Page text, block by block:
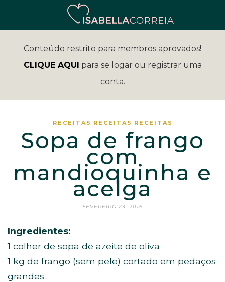
Conteúdo restrito para membros aprovados!
CLIQUE AQUI para se logar ou registrar uma
conta.
RECEITAS RECEITAS RECEITAS
Sopa de frango
com
mandioquinha e
acelga
FEVEREIRO 23, 2016
Ingredientes:
1 colher de sopa de azeite de oliva
1 kg de frango (sem pele) cortado em pedaços
grandes